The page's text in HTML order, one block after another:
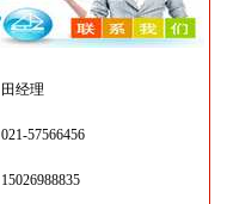
田经理
021-57566456
15026988835